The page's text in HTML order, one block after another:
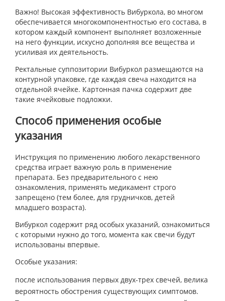
Важно! Высокая эффективность Вибуркола, во многом
обеспечивается многокомпонентностью его состава, в
котором каждый компонент выполняет возложенные
на него функции, искусно дополняя все вещества и
усиливая их деятельность.
Ректальные суппозитории Вибуркол размещаются на
контурной упаковке, где каждая свеча находится на
отдельной ячейке. Картонная пачка содержит две
такие ячейковые подложки.
Способ применения особые
указания
Инструкция по применению любого лекарственного
средства играет важную роль в применение
препарата. Без предварительного с нею
ознакомления, применять медикамент строго
запрещено (тем более, для грудничков, детей
младшего возраста).
Вибуркол содержит ряд особых указаний, ознакомиться
с которыми нужно до того, момента как свечи будут
использованы впервые.
Особые указания:
после использования первых двух-трех свечей, велика
вероятность обострения существующих симптомов.